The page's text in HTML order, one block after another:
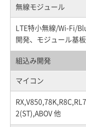
無線モジュール
LTE特小無線/Wi-Fi/
開発、モジュール基
組込み開発
マイコン
2(ST),ABOV 他